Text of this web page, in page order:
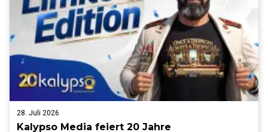
28. Juli 2026
Kalypso Media feiert 20 Jahre